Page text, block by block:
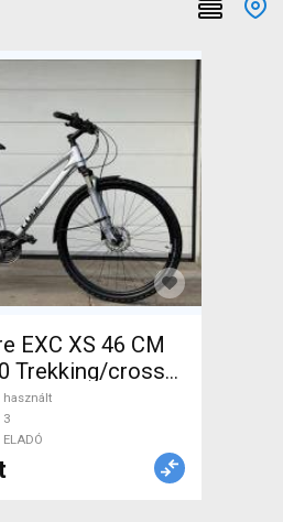
EXC XS 46 CM
Trekking/cross
ELADÓ
használt
3
ELADÓ